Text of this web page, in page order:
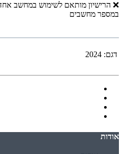
❌ הרישיון מותאם לשימוש במחשב
במספר מחשבים
דגם: 2024
אודות